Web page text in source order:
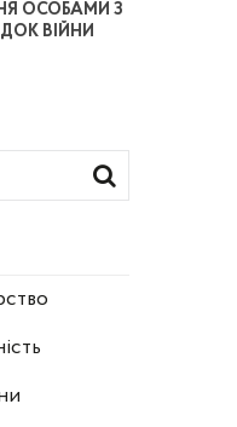
ОСОБАМИ З
ВІЙНИ